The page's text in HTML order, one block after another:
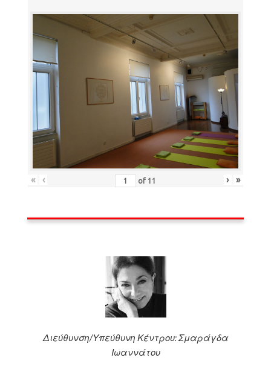
« ‹ of 11 › »
Διεύθυνση/Υπεύθυνη Κέντρου: Σμαράγδα
Ιωαννάτου